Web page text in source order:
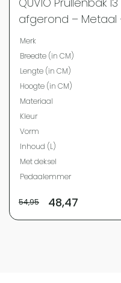
afgerond – Metaal
Merk
Breedte (in CM)
Lengte (in CM)
Hoogte (in CM)
Materiaal
Kleur
Vorm
Inhoud (L)
Met deksel
Pedaalemmer
54,95 48,47